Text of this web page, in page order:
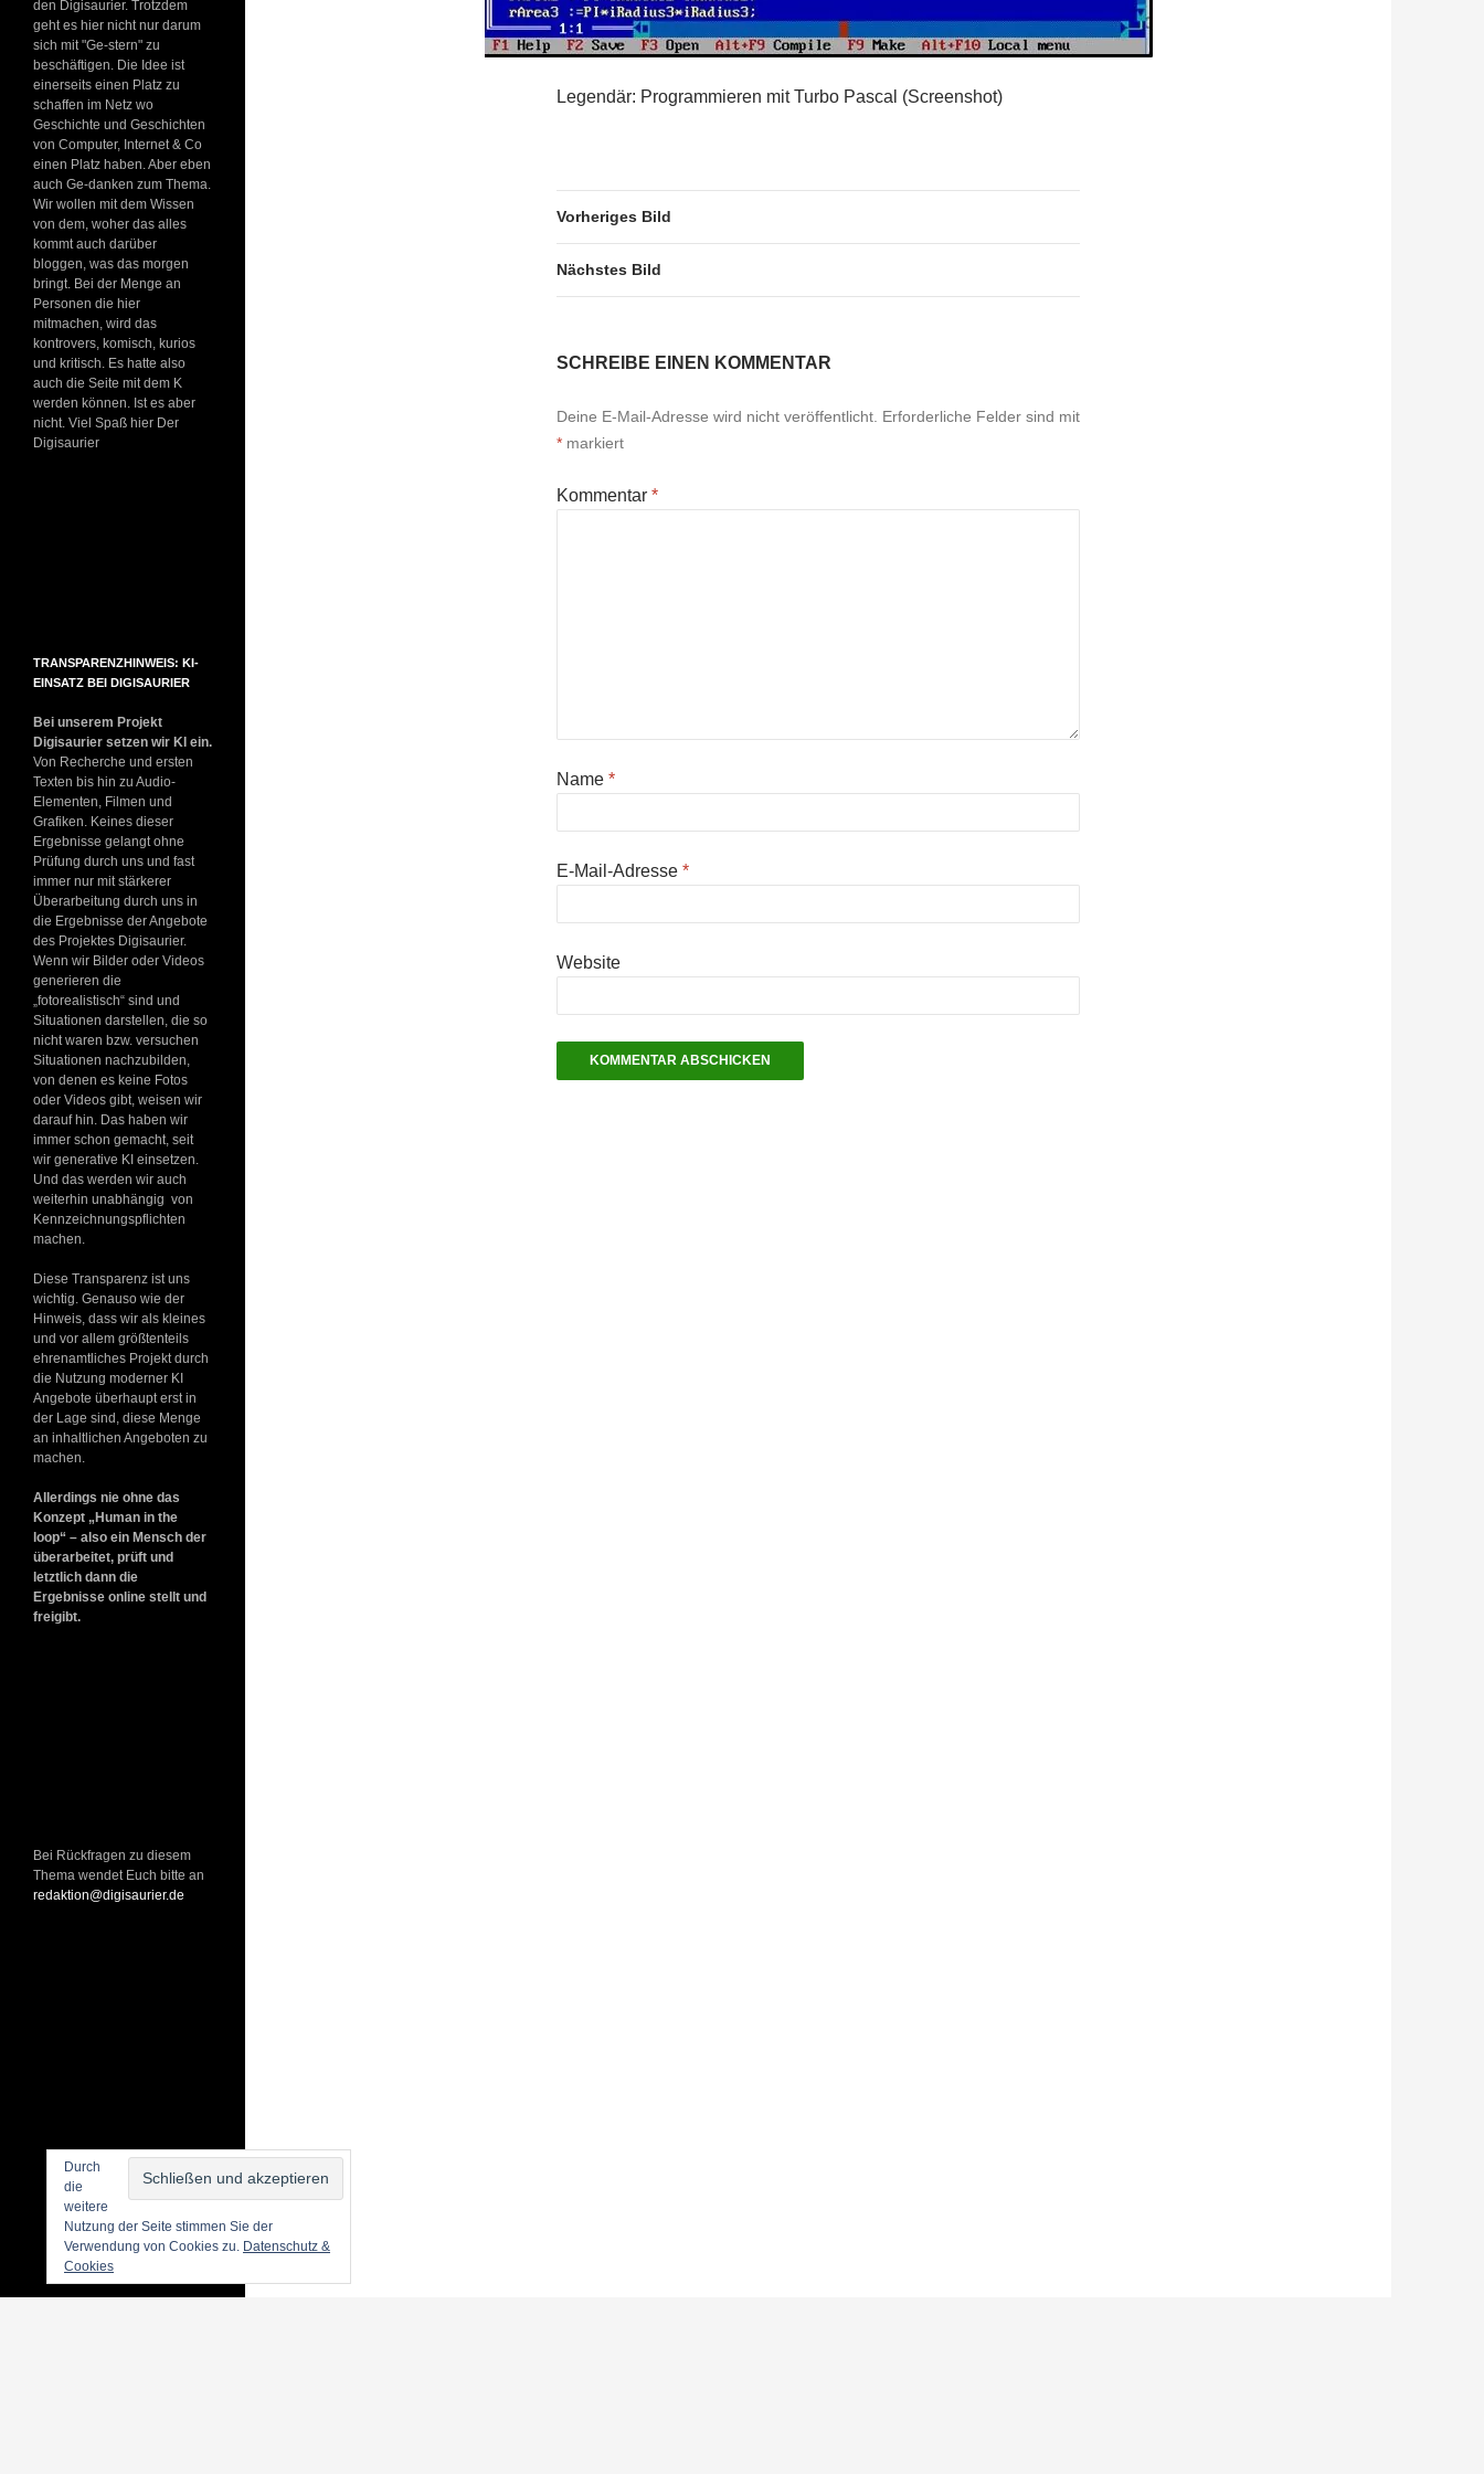
Legendär: Programmieren mit Turbo Pascal (Screenshot)
Vorheriges Bild
Nächstes Bild
SCHREIBE EINEN KOMMENTAR
Deine E-Mail-Adresse wird nicht veröffentlicht. Erforderliche Felder sind mit
* markiert
Kommentar *
Name *
E-Mail-Adresse *
Website
den Digisaurier. Trotzdem
geht es hier nicht nur darum
sich mit "Ge-stern" zu
beschäftigen. Die Idee ist
einerseits einen Platz zu
schaffen im Netz wo
Geschichte und Geschichten
von Computer, Internet & Co
einen Platz haben. Aber eben
auch Ge-danken zum Thema.
Wir wollen mit dem Wissen
von dem, woher das alles
kommt auch darüber
bloggen, was das morgen
bringt. Bei der Menge an
Personen die hier
mitmachen, wird das
kontrovers, komisch, kurios
und kritisch. Es hatte also
auch die Seite mit dem K
werden können. Ist es aber
nicht. Viel Spaß hier Der
Digisaurier
TRANSPARENZHINWEIS: KI-
EINSATZ BEI DIGISAURIER
Bei unserem Projekt
Digisaurier setzen wir KI ein.
Von Recherche und ersten
Texten bis hin zu Audio-
Elementen, Filmen und
Grafiken. Keines dieser
Ergebnisse gelangt ohne
Prüfung durch uns und fast
immer nur mit stärkerer
Überarbeitung durch uns in
die Ergebnisse der Angebote
des Projektes Digisaurier.
Wenn wir Bilder oder Videos
generieren die
„fotorealistisch“ sind und
Situationen darstellen, die so
nicht waren bzw. versuchen
Situationen nachzubilden,
von denen es keine Fotos
oder Videos gibt, weisen wir
darauf hin. Das haben wir
immer schon gemacht, seit
wir generative KI einsetzen.
Und das werden wir auch
weiterhin unabhängig von
Kennzeichnungspflichten
machen.
Diese Transparenz ist uns
wichtig. Genauso wie der
Hinweis, dass wir als kleines
und vor allem größtenteils
ehrenamtliches Projekt durch
die Nutzung moderner KI
Angebote überhaupt erst in
der Lage sind, diese Menge
an inhaltlichen Angeboten zu
machen.
Allerdings nie ohne das
Konzept „Human in the
loop“ – also ein Mensch der
überarbeitet, prüft und
letztlich dann die
Ergebnisse online stellt und
freigibt.
Bei Rückfragen zu diesem
Thema wendet Euch bitte an
redaktion@digisaurier.de
Durch
die
weitere
Nutzung der Seite stimmen Sie der
Verwendung von Cookies zu. Datenschutz &
Cookies